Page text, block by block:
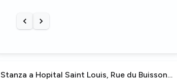
Previous slide
Next slide
Stanza a Hopital Saint Louis, Rue du Buisson